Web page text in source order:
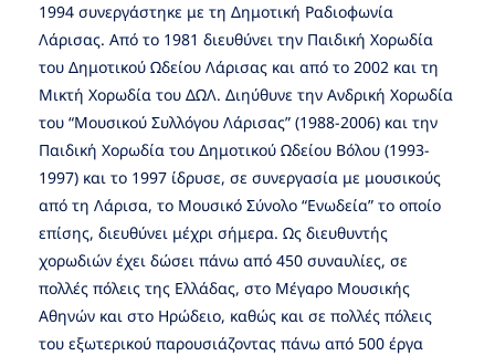
1994 συνεργάστηκε με τη Δημοτική Ραδιοφωνία
Λάρισας. Από το 1981 διευθύνει την Παιδική Χορωδία
του Δημοτικού Ωδείου Λάρισας και από το 2002 και τη
Μικτή Χορωδία του ΔΩΛ. Διηύθυνε την Ανδρική Χορωδία
του “Μουσικού Συλλόγου Λάρισας” (1988-2006) και την
Παιδική Χορωδία του Δημοτικού Ωδείου Βόλου (1993-
1997) και το 1997 ίδρυσε, σε συνεργασία με μουσικούς
από τη Λάρισα, το Μουσικό Σύνολο “Ενωδεία” το οποίο
επίσης, διευθύνει μέχρι σήμερα. Ως διευθυντής
χορωδιών έχει δώσει πάνω από 450 συναυλίες, σε
πολλές πόλεις της Ελλάδας, στο Μέγαρο Μουσικής
Αθηνών και στο Ηρώδειο, καθώς και σε πολλές πόλεις
του εξωτερικού παρουσιάζοντας πάνω από 500 έργα